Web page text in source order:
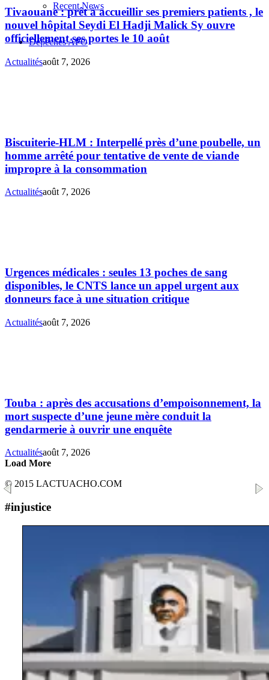
Recent News
Dépêches APO
Tivaouane : prêt à accueillir ses premiers patients , le
nouvel hôpital Seydi El Hadji Malick Sy ouvre
officiellement ses portes le 10 août
Actualitésaoût 7, 2026
Biscuiterie-HLM : Interpellé près d’une poubelle, un
homme arrêté pour tentative de vente de viande
impropre à la consommation
Actualitésaoût 7, 2026
Urgences médicales : seules 13 poches de sang
disponibles, le CNTS lance un appel urgent aux
donneurs face à une situation critique
Actualitésaoût 7, 2026
Touba : après des accusations d’empoisonnement, la
mort suspecte d’une jeune mère conduit la
gendarmerie à ouvrir une enquête
Actualitésaoût 7, 2026
Load More
© 2015 LACTUACHO.COM
#injustice